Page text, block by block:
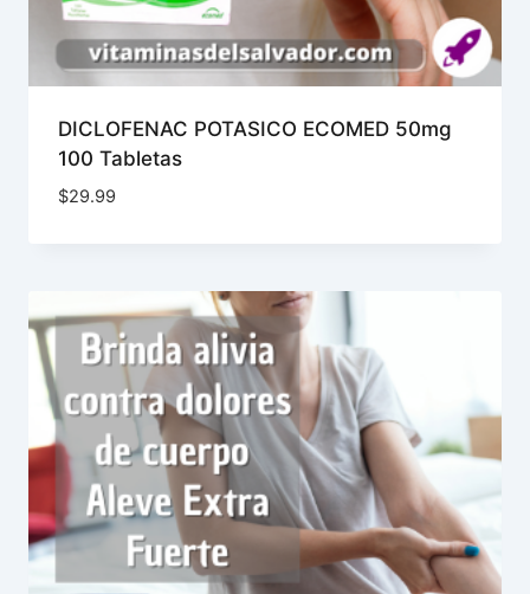
DICLOFENAC POTASICO ECOMED 50mg
100 Tabletas
$29.99